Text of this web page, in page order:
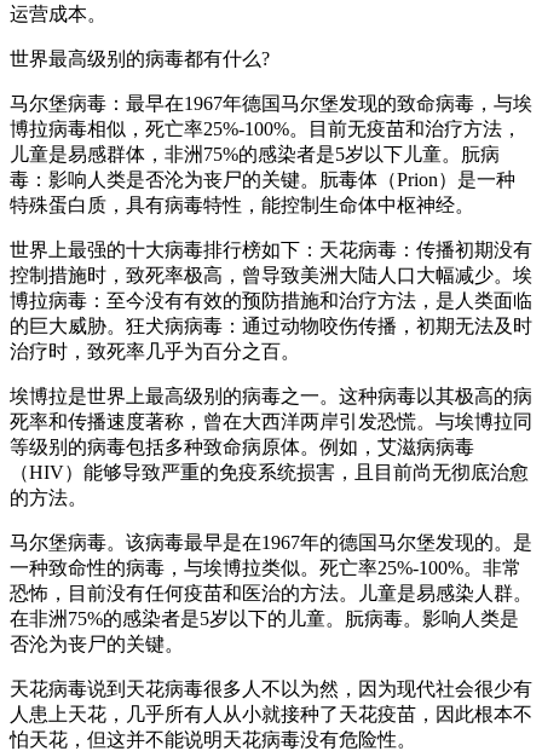
运营成本。
世界最高级别的病毒都有什么?
马尔堡病毒：最早在1967年德国马尔堡发现的致命病毒，与埃
博拉病毒相似，死亡率25%-100%。目前无疫苗和治疗方法，
儿童是易感群体，非洲75%的感染者是5岁以下儿童。朊病
毒：影响人类是否沦为丧尸的关键。朊毒体（Prion）是一种
特殊蛋白质，具有病毒特性，能控制生命体中枢神经。
世界上最强的十大病毒排行榜如下：天花病毒：传播初期没有
控制措施时，致死率极高，曾导致美洲大陆人口大幅减少。埃
博拉病毒：至今没有有效的预防措施和治疗方法，是人类面临
的巨大威胁。狂犬病病毒：通过动物咬伤传播，初期无法及时
治疗时，致死率几乎为百分之百。
埃博拉是世界上最高级别的病毒之一。这种病毒以其极高的病
死率和传播速度著称，曾在大西洋两岸引发恐慌。与埃博拉同
等级别的病毒包括多种致命病原体。例如，艾滋病病毒
（HIV）能够导致严重的免疫系统损害，且目前尚无彻底治愈
的方法。
马尔堡病毒。该病毒最早是在1967年的德国马尔堡发现的。是
一种致命性的病毒，与埃博拉类似。死亡率25%-100%。非常
恐怖，目前没有任何疫苗和医治的方法。儿童是易感染人群。
在非洲75%的感染者是5岁以下的儿童。朊病毒。影响人类是
否沦为丧尸的关键。
天花病毒说到天花病毒很多人不以为然，因为现代社会很少有
人患上天花，几乎所有人从小就接种了天花疫苗，因此根本不
怕天花，但这并不能说明天花病毒没有危险性。